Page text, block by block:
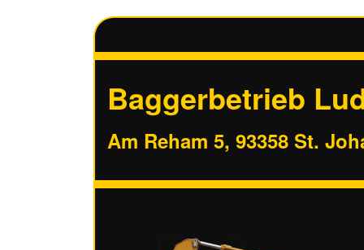
Baggerbetrieb
Am Reham 5, 93358 St.